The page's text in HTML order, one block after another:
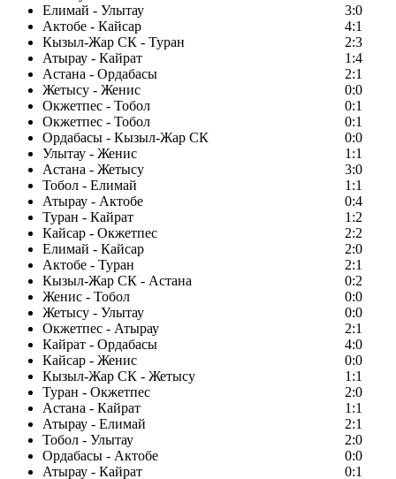
Елимай - Улытау
3:0
Актобе - Кайсар
4:1
Кызыл-Жар СК - Туран
2:3
Атырау - Кайрат
1:4
Астана - Ордабасы
2:1
Жетысу - Женис
0:0
Окжетпес - Тобол
0:1
Окжетпес - Тобол
0:1
Ордабасы - Кызыл-Жар СК
0:0
Улытау - Женис
1:1
Астана - Жетысу
3:0
Тобол - Елимай
1:1
Атырау - Актобе
0:4
Туран - Кайрат
1:2
Кайсар - Окжетпес
2:2
Елимай - Кайсар
2:0
Актобе - Туран
2:1
Кызыл-Жар СК - Астана
0:2
Женис - Тобол
0:0
Жетысу - Улытау
0:0
Окжетпес - Атырау
2:1
Кайрат - Ордабасы
4:0
Кайсар - Женис
0:0
Кызыл-Жар СК - Жетысу
1:1
Туран - Окжетпес
2:0
Астана - Кайрат
1:1
Атырау - Елимай
2:1
Тобол - Улытау
2:0
Ордабасы - Актобе
0:0
Атырау - Кайрат
0:1